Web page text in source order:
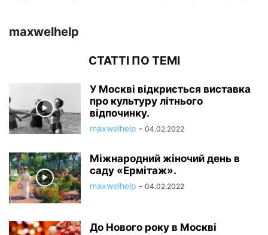
maxwelhelp
СТАТТІ ПО ТЕМІ
У Москві відкриється виставка
про культуру літнього
відпочинку.
maxwelhelp - 04.02.2022
Міжнародний жіночий день в
саду «Ермітаж».
maxwelhelp - 04.02.2022
До Нового року в Москві